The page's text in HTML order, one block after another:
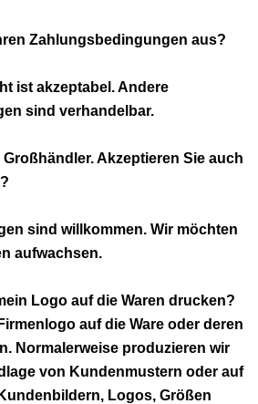
Zahlungsbedingungen aus?
ist akzeptabel. Andere
sind verhandelbar.
Akzeptieren Sie auch
sind willkommen. Wir möchten
aufwachsen.
Logo auf die Waren drucken?
auf die Ware oder deren
Normalerweise produzieren wir
von Kundenmustern oder auf
Logos, Größen